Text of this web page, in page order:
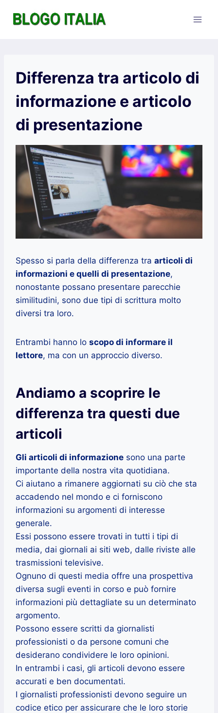
Differenza tra articolo di
informazione e articolo
di presentazione
Spesso si parla della differenza tra articoli di
informazioni e quelli di presentazione,
nonostante possano presentare parecchie
similitudini, sono due tipi di scrittura molto
diversi tra loro.
Entrambi hanno lo scopo di informare il
lettore, ma con un approccio diverso.
Andiamo a scoprire le
differenza tra questi due
articoli
Gli articoli di informazione sono una parte
importante della nostra vita quotidiana.
Ci aiutano a rimanere aggiornati su ciò che sta
accadendo nel mondo e ci forniscono
informazioni su argomenti di interesse
generale.
Essi possono essere trovati in tutti i tipi di
media, dai giornali ai siti web, dalle riviste alle
trasmissioni televisive.
Ognuno di questi media offre una prospettiva
diversa sugli eventi in corso e può fornire
informazioni più dettagliate su un determinato
argomento.
Possono essere scritti da giornalisti
professionisti o da persone comuni che
desiderano condividere le loro opinioni.
In entrambi i casi, gli articoli devono essere
accurati e ben documentati.
I giornalisti professionisti devono seguire un
codice etico per assicurare che le loro storie